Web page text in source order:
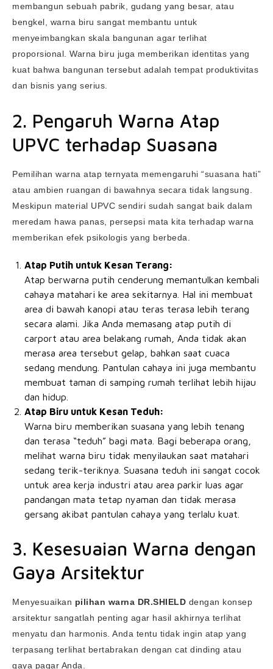
membangun sebuah pabrik, gudang yang besar, atau
bengkel, warna biru sangat membantu untuk
menyeimbangkan skala bangunan agar terlihat
proporsional. Warna biru juga memberikan identitas yang
kuat bahwa bangunan tersebut adalah tempat produktivitas
dan bisnis yang serius.
2. Pengaruh Warna Atap
UPVC terhadap Suasana
Pemilihan warna atap ternyata memengaruhi “suasana hati”
atau ambien ruangan di bawahnya secara tidak langsung.
Meskipun material UPVC sendiri sudah sangat baik dalam
meredam hawa panas, persepsi mata kita terhadap warna
memberikan efek psikologis yang berbeda.
Atap Putih untuk Kesan Terang:
Atap berwarna putih cenderung memantulkan kembali
cahaya matahari ke area sekitarnya. Hal ini membuat
area di bawah kanopi atau teras terasa lebih terang
secara alami. Jika Anda memasang atap putih di
carport atau area belakang rumah, Anda tidak akan
merasa area tersebut gelap, bahkan saat cuaca
sedang mendung. Pantulan cahaya ini juga membantu
membuat taman di samping rumah terlihat lebih hijau
dan hidup.
Atap Biru untuk Kesan Teduh:
Warna biru memberikan suasana yang lebih tenang
dan terasa “teduh” bagi mata. Bagi beberapa orang,
melihat warna biru tidak menyilaukan saat matahari
sedang terik-teriknya. Suasana teduh ini sangat cocok
untuk area kerja industri atau area parkir luas agar
pandangan mata tetap nyaman dan tidak merasa
gersang akibat pantulan cahaya yang terlalu kuat.
3. Kesesuaian Warna dengan
Gaya Arsitektur
Menyesuaikan pilihan warna DR.SHIELD dengan konsep
arsitektur sangatlah penting agar hasil akhirnya terlihat
menyatu dan harmonis. Anda tentu tidak ingin atap yang
terpasang terlihat bertabrakan dengan cat dinding atau
gaya pagar Anda.